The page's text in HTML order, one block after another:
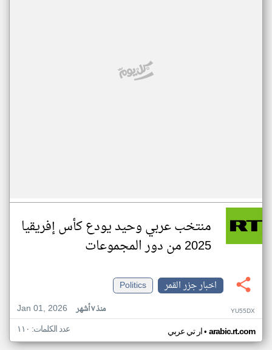
منتخب عربي وحيد يودع كأس إفريقيا
2025 من دور المجموعات
اخبار جزر القمر
Politics
Jan 01, 2026
منذ ٧ أشهر YU55DX
ار تي عربي• arabic.rt.com عدد الكلمات: ١١٠